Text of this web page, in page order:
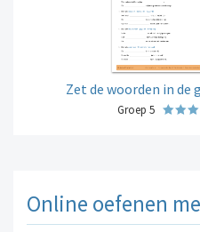
Zet de woorden in de
Groep 5
Online oefenen